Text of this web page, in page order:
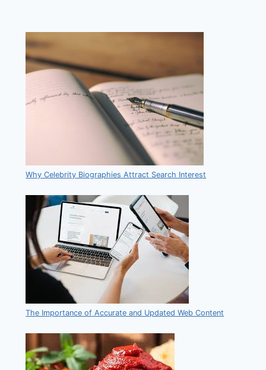
Why Celebrity Biographies Attract Search Interest
The Importance of Accurate and Updated Web Content